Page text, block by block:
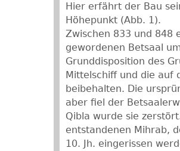
Hier erfährt der Bau
Höhepunkt (Abb. 1).
Zwischen 833 und 848
gewordenen Betsaal
Grunddisposition des
Mittelschiff und die auf
beibehalten. Die
aber fiel der
Qibla wurde sie
entstandenen Mihrab,
10. Jh. eingerissen